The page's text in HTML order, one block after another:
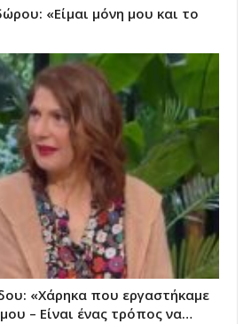
«Είμαι μόνη μου και το
«Χάρηκα που εργαστήκαμε
– Είναι ένας τρόπος να…